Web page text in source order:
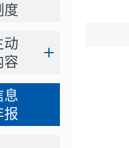
度
动
容
息
报